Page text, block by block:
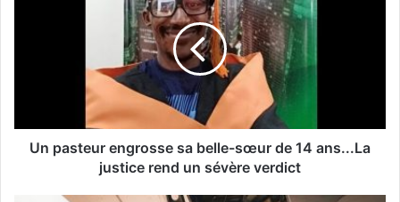
Un pasteur engrosse sa belle-sœur de 14 ans...La
justice rend un sévère verdict